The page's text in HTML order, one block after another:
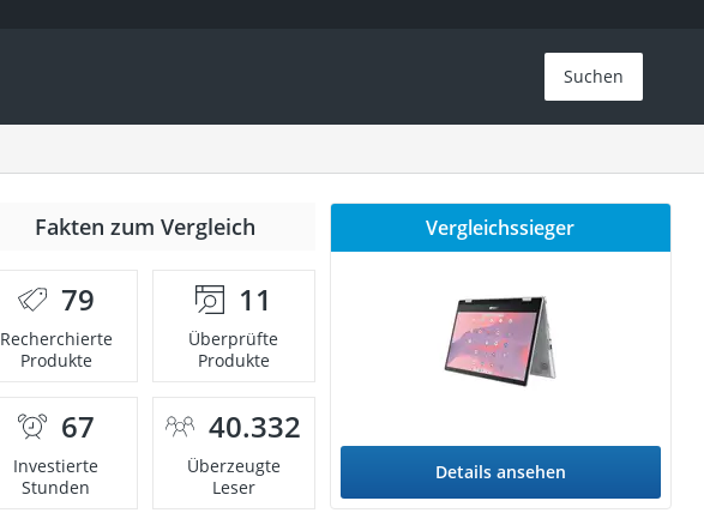
Suchen
Fakten zum Vergleich
79
Recherchierte
Produkte
11
Überprüfte
Produkte
67
Investierte
Stunden
40.332
Überzeugte
Leser
Vergleichssieger
Details ansehen